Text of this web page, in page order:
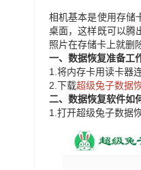
相机基本是使用存储
桌面，这样既可以腾
照片在存储卡上就删
一、数据恢复准备工
1. 将内存卡用读卡器
2. 下载超级兔子数据
二、数据恢复软件如
1. 打开超级兔子数据